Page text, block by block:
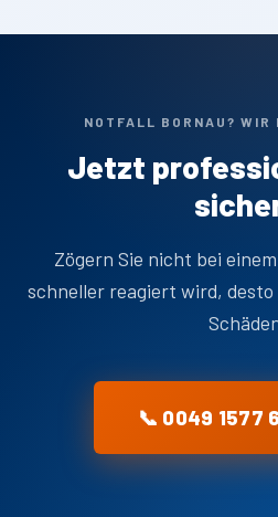
NOTFALL BORNAU? WIR
Jetzt
Zögern Sie nicht bei
schneller reagiert wird,
📞 0049 1577